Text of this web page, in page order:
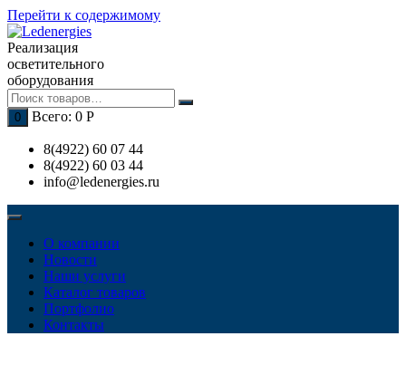
Перейти к содержимому
Реализация
осветительного
оборудования
0 Всего: 0 Р
8(4922) 60 07 44
8(4922) 60 03 44
info@ledenergies.ru
О компании
Новости
Наши услуги
Каталог товаров
Портфолио
Контакты